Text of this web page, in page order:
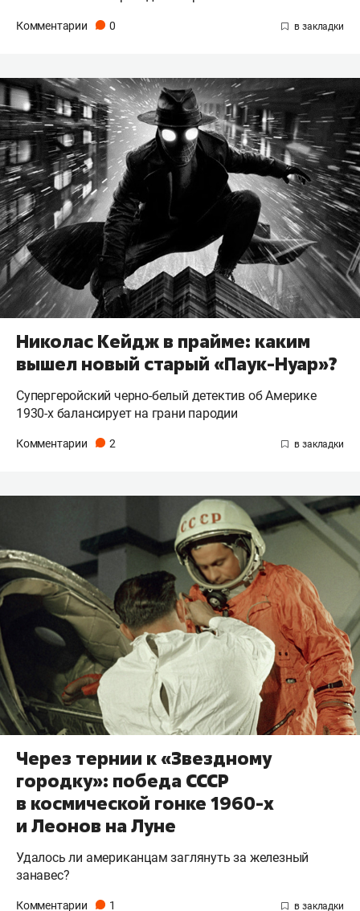
Комментарии 0
Николас Кейдж в прайме: каким
вышел новый старый «Паук-Нуар»?
Супергеройский черно-белый детектив об Америке
1930-х балансирует на грани пародии
Комментарии 2
Через тернии к «Звездному
городку»: победа СССР
в космической гонке 1960-х
и Леонов на Луне
Удалось ли американцам заглянуть за железный
занавес?
Комментарии 1